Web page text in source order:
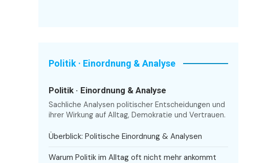
Politik · Einordnung & Analyse
Politik · Einordnung & Analyse
Sachliche Analysen politischer Entscheidungen und
ihrer Wirkung auf Alltag, Demokratie und Vertrauen.
Überblick: Politische Einordnung & Analysen
Warum Politik im Alltag oft nicht mehr ankommt